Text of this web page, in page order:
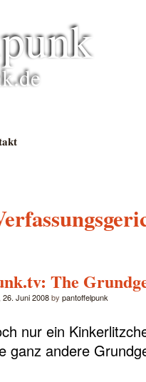
The
26. Juni 2008by pantoffelpunk
nur ein
ganz andere